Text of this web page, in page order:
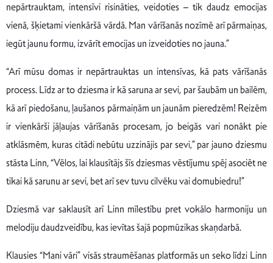
nepārtrauktam, intensīvi risināties, veidoties – tik daudz emocijas
vienā, šķietami vienkāršā vārdā. Man vārīšanās nozīmē arī pārmaiņas,
iegūt jaunu formu, izvārīt emocijas un izveidoties no jauna.”
“Arī mūsu domas ir nepārtrauktas un intensīvas, kā pats vārīšanās
process. Līdz ar to dziesma ir kā saruna ar sevi, par šaubām un bailēm,
kā arī piedošanu, ļaušanos pārmaiņām un jaunām pieredzēm! Reizēm
ir vienkārši jāļaujas vārīšanās procesam, jo beigās vari nonākt pie
atklāsmēm, kuras citādi nebūtu uzzinājis par sevi,” par jauno dziesmu
stāsta Linn, “Vēlos, lai klausītājs šīs dziesmas vēstījumu spēj asociēt ne
tikai kā sarunu ar sevi, bet arī sev tuvu cilvēku vai domubiedru!”
Dziesmā var saklausīt arī Linn mīlestību pret vokālo harmoniju un
melodiju daudzveidību, kas ievītas šajā popmūzikas skaņdarbā.
Klausies “Mani vāri” visās straumēšanas platformās un seko līdzi Linn